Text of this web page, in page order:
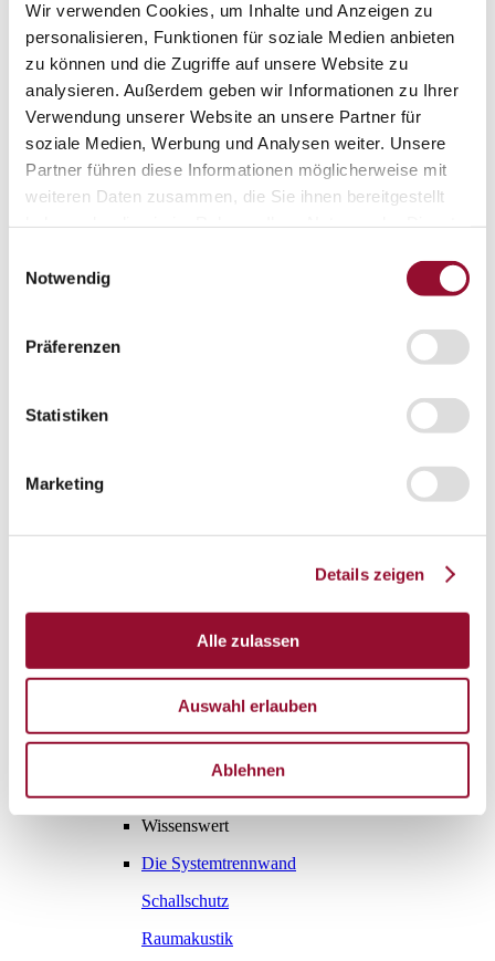
Wir verwenden Cookies, um Inhalte und Anzeigen zu
personalisieren, Funktionen für soziale Medien anbieten
zu können und die Zugriffe auf unsere Website zu
analysieren. Außerdem geben wir Informationen zu Ihrer
Verwendung unserer Website an unsere Partner für
soziale Medien, Werbung und Analysen weiter. Unsere
Partner führen diese Informationen möglicherweise mit
weiteren Daten zusammen, die Sie ihnen bereitgestellt
Notwendig
Präferenzen
Statistiken
Marketing
Details zeigen
Alle zulassen
Auswahl erlauben
Ablehnen
Engagement
Systempartnerschaft
Ausstellungen
Ausstellungen
Waiblingen
Borkheide
Service
Technische Dokumentationen
Gesamtprospekte
Wissenswert
Die Systemtrennwand
Schallschutz
Raumakustik